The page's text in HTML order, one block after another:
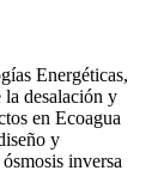
Energéticas,
la desalación y
en Ecoagua
y
inversa